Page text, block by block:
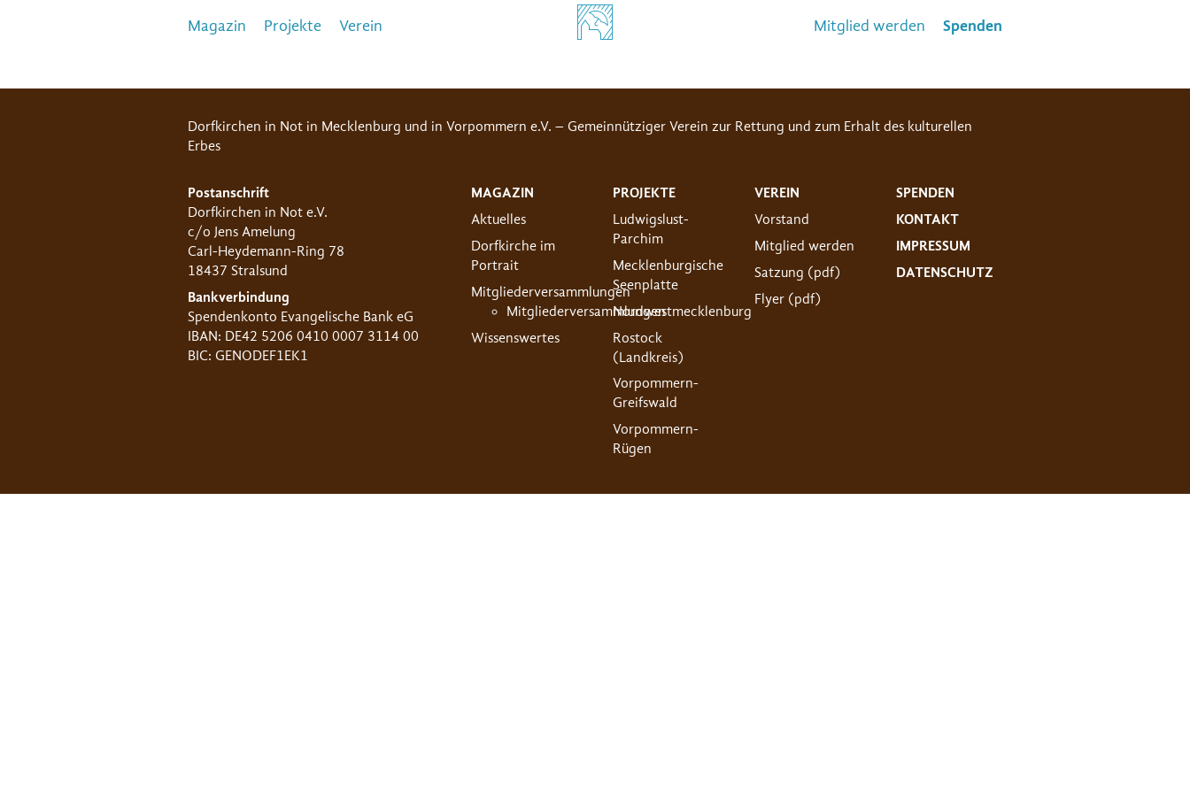
Magazin Projekte Verein Mitglied werden Spenden
Dorfkirchen in Not in Mecklenburg und in Vorpommern e.V. – Gemeinnütziger Verein zur Rettung und zum Erhalt des kulturellen
Erbes
Postanschrift
Dorfkirchen in Not e.V.
c/o Jens Amelung
Carl-Heydemann-Ring 78
18437 Stralsund
Bankverbindung
Spendenkonto Evangelische Bank eG
IBAN: DE42 5206 0410 0007 3114 00
BIC: GENODEF1EK1
MAGAZIN
Aktuelles
Dorfkirche im
Portrait
Mitgliederversammlungen
Mitgliederversammlungen
Wissenswertes
PROJEKTE
Ludwigslust-
Parchim
Mecklenburgische
Seenplatte
Nordwestmecklenburg
Rostock
(Landkreis)
Vorpommern-
Greifswald
Vorpommern-
Rügen
VEREIN
Vorstand
Mitglied werden
Satzung (pdf)
Flyer (pdf)
SPENDEN
KONTAKT
IMPRESSUM
DATENSCHUTZ